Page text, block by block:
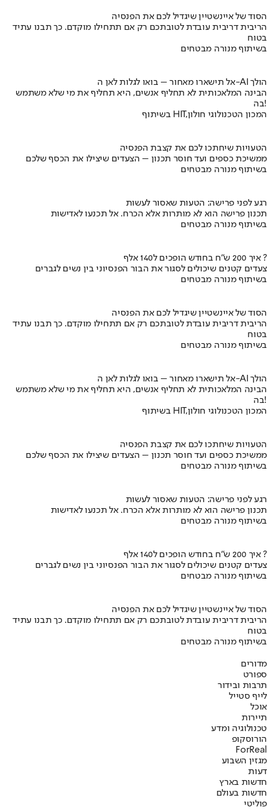
הסוד של איינשטיין שיגדיל לכם את הפנסיה
הריבית דריבית עובדת לטובתכם רק אם תתחילו מוקדם. כך תבנו עתיד
בטוח
בשיתוף מנורה מבטחים
אל תישארו מאחור – בואו לגלות לאן ה-AI הולך
הבינה המלאכותית לא תחליף אנשים, היא תחליף את מי שלא משתמש
בה!
בשיתוף HIT,המכון הטכנולוגי חולון
הטעויות שיחתכו לכם את קצבת הפנסיה
ממשיכת כספים ועד חוסר תכנון – הצעדים שיצילו את הכסף שלכם
בשיתוף מנורה מבטחים
רגע לפני פרישה: הטעות שאסור לעשות
תכנון פרישה הוא לא מותרות אלא הכרח. אל תכנעו לאדישות
בשיתוף מנורה מבטחים
איך 200 ש"ח בחודש הופכים ל140 אלף ?
צעדים קטנים שיכולים לסגור את הבור הפנסיוני בין נשים לגברים
בשיתוף מנורה מבטחים
הסוד של איינשטיין שיגדיל לכם את הפנסיה
הריבית דריבית עובדת לטובתכם רק אם תתחילו מוקדם. כך תבנו עתיד
בטוח
בשיתוף מנורה מבטחים
אל תישארו מאחור – בואו לגלות לאן ה-AI הולך
הבינה המלאכותית לא תחליף אנשים, היא תחליף את מי שלא משתמש
בה!
בשיתוף HIT,המכון הטכנולוגי חולון
הטעויות שיחתכו לכם את קצבת הפנסיה
ממשיכת כספים ועד חוסר תכנון – הצעדים שיצילו את הכסף שלכם
בשיתוף מנורה מבטחים
רגע לפני פרישה: הטעות שאסור לעשות
תכנון פרישה הוא לא מותרות אלא הכרח. אל תכנעו לאדישות
בשיתוף מנורה מבטחים
איך 200 ש"ח בחודש הופכים ל140 אלף ?
צעדים קטנים שיכולים לסגור את הבור הפנסיוני בין נשים לגברים
בשיתוף מנורה מבטחים
הסוד של איינשטיין שיגדיל לכם את הפנסיה
הריבית דריבית עובדת לטובתכם רק אם תתחילו מוקדם. כך תבנו עתיד
בטוח
בשיתוף מנורה מבטחים
מדורים
ספורט
תרבות ובידור
לייף סטייל
אוכל
תיירות
טכנולוגיה ומדע
הורוסקופ
ForReal
מגזין השבוע
דעות
חדשות בארץ
חדשות בעולם
פוליטי